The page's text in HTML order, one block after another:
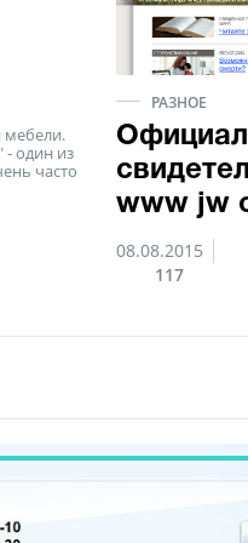
мебели.
один из
часто
РАЗНОЕ
www jw
08.08.2015
117